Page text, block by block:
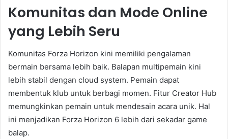
Komunitas dan Mode Online
yang Lebih Seru
Komunitas Forza Horizon kini memiliki pengalaman
bermain bersama lebih baik. Balapan multipemain kini
lebih stabil dengan cloud system. Pemain dapat
membentuk klub untuk berbagi momen. Fitur Creator Hub
memungkinkan pemain untuk mendesain acara unik. Hal
ini menjadikan Forza Horizon 6 lebih dari sekadar game
balap.